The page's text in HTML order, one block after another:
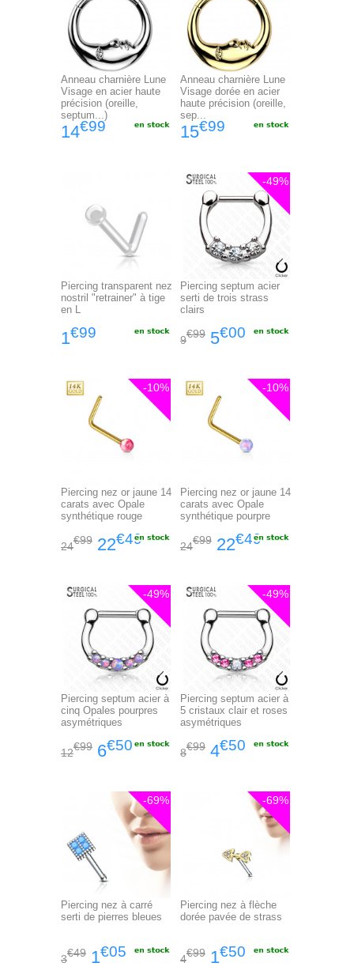
Anneau charnière Lune
Visage en acier haute
précision (oreille,
septum...)
14€99
Anneau charnière Lune
Visage dorée en acier
haute précision (oreille,
sep...
15€99
Piercing transparent nez
nostril "retrainer" à tige
en L
1€99
Piercing septum acier
serti de trois strass
clairs
9
€99 5€00
-49%
Piercing nez or jaune 14
carats avec Opale
synthétique rouge
24
€99 22€49
-10%
Piercing nez or jaune 14
carats avec Opale
synthétique pourpre
24
€99 22€49
-10%
Piercing septum acier à
cinq Opales pourpres
asymétriques
12
€99 6€50
-49%
Piercing septum acier à
5 cristaux clair et roses
asymétriques
8
€99 4€50
-49%
Piercing nez à carré
serti de pierres bleues
3
€49 1€05
-69%
Piercing nez à flèche
dorée pavée de strass
4
€99 1€50
-69%